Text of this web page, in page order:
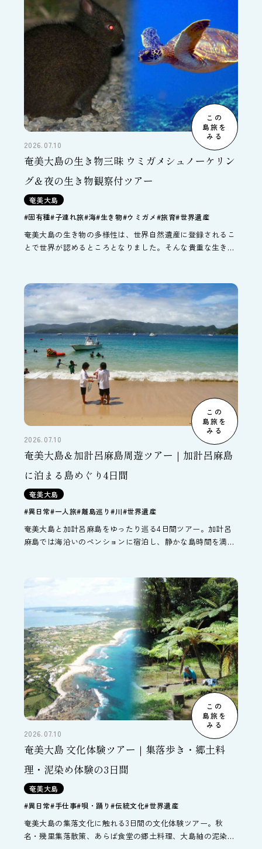
この
島旅を
みる
2026.07.10
奄美大島の生き物三昧 ウミガメシュノーケリン
グ＆夜の生き物観察付ツアー
奄美大島
#固有種#子連れ旅#海#生き物#ウミガメ#旅育#世界遺産
奄美大島の生き物の多様性は、世界自然遺産に登録されるこ
とで世界が認めるところとなりました。そんな貴重な生き物
らにカヌーツーリングではマングローブに暮らす生物の観察
も。生き物好きの方におすすめのコースです。
この
島旅を
みる
2026.07.10
奄美大島＆加計呂麻島周遊ツアー｜加計呂麻島
に泊まる島めぐり4日間
奄美大島
#異日常#一人旅#離島巡り#川#世界遺産
奄美大島と加計呂麻島をゆったり巡る4日間ツアー。加計呂
麻島では海沿いのペンションに宿泊し、静かな島時間を満
この
島旅を
みる
2026.07.10
奄美大島 文化体験ツアー｜集落歩き・郷土料
理・泥染め体験の3日間
奄美大島
#異日常#手仕事#唄・踊り#伝統文化#世界遺産
奄美大島の集落文化に触れる3日間の文化体験ツアー。秋
名・幾里集落散策、あらば食堂の郷土料理、大島紬の泥染め